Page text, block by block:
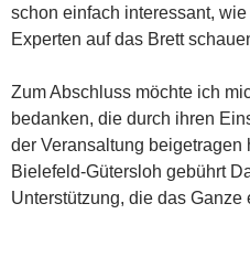
schon einfach interessant,
Experten auf das Brett
Zum Abschluss möchte ich
bedanken, die durch ihren
der Veransaltung beigetragen
Bielefeld-Gütersloh gebührt
Unterstützung, die das Ganze